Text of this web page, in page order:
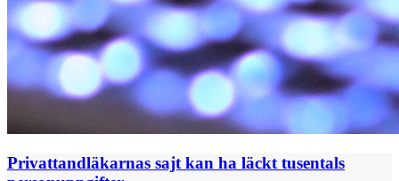
Privattandläkarnas sajt kan ha läckt tusentals